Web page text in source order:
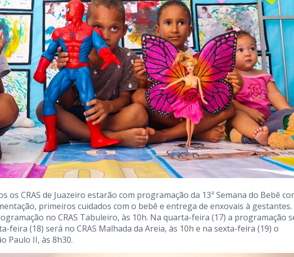
os CRAS de Juazeiro estarão com programação da 13ª Semana do Bebê
primeiros cuidados com o bebê e entrega de enxovais à gestantes.
no CRAS Tabuleiro, às 10h. Na quarta-feira (17) a programação
feira (18) será no CRAS Malhada da Areia, às 10h e na sexta-feira (19) o
Paulo II, às 8h30.